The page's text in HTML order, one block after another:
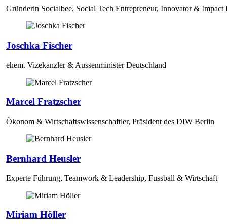
Gründerin Socialbee, Social Tech Entrepreneur, Innovator & Impact
Joschka Fischer
ehem. Vizekanzler & Aussenminister Deutschland
Marcel Fratzscher
Ökonom & Wirtschaftswissenschaftler, Präsident des DIW Berlin
Bernhard Heusler
Experte Führung, Teamwork & Leadership, Fussball & Wirtschaft
Miriam Höller